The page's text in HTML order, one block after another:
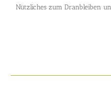
Nützliches zum Dranbleiben